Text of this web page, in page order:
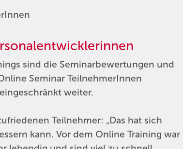
sind die Seminarbewertungen und
Seminar TeilnehmerInnen
weiter.
Teilnehmer: „Das hat sich
kann. Vor dem Online Training war